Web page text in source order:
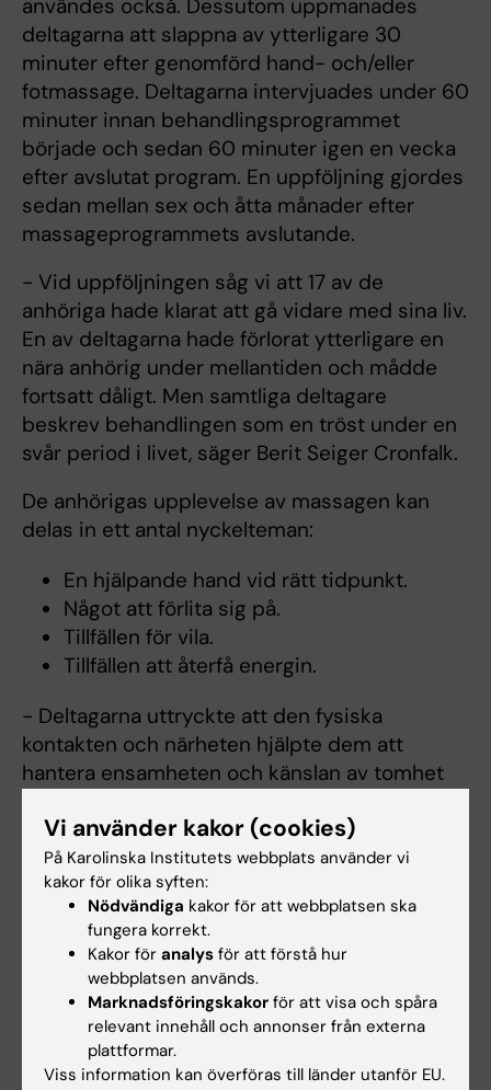
användes också. Dessutom uppmanades
deltagarna att slappna av ytterligare 30
minuter efter genomförd hand- och/eller
fotmassage. Deltagarna intervjuades under 60
minuter innan behandlingsprogrammet
började och sedan 60 minuter igen en vecka
efter avslutat program. En uppföljning gjordes
sedan mellan sex och åtta månader efter
massageprogrammets avslutande.
- Vid uppföljningen såg vi att 17 av de
anhöriga hade klarat att gå vidare med sina liv.
En av deltagarna hade förlorat ytterligare en
nära anhörig under mellantiden och mådde
fortsatt dåligt. Men samtliga deltagare
beskrev behandlingen som en tröst under en
svår period i livet, säger Berit Seiger Cronfalk.
De anhörigas upplevelse av massagen kan
delas in ett antal nyckelteman:
En hjälpande hand vid rätt tidpunkt.
Något att förlita sig på.
Tillfällen för vila.
Tillfällen att återfå energin.
- Deltagarna uttryckte att den fysiska
kontakten och närheten hjälpte dem att
hantera ensamheten och känslan av tomhet
kanske att massagen erbjöd möjlighet att
balansera behovet att sörja och att anpassa
sig till ett liv efter förlusten av en närstående,
säger Berit Seiger Cronfalk.
Publikation
Berit S Cronfalk, Britt-Marie Ternestedt, Peter
Vi använder kakor (cookies)
På Karolinska Institutets webbplats använder vi
kakor för olika syften:
Nödvändiga kakor för att webbplatsen ska
fungera korrekt.
Kakor för analys för att förstå hur
webbplatsen används.
Marknadsföringskakor för att visa och spåra
relevant innehåll och annonser från externa
plattformar.
Viss information kan överföras till länder utanför EU.